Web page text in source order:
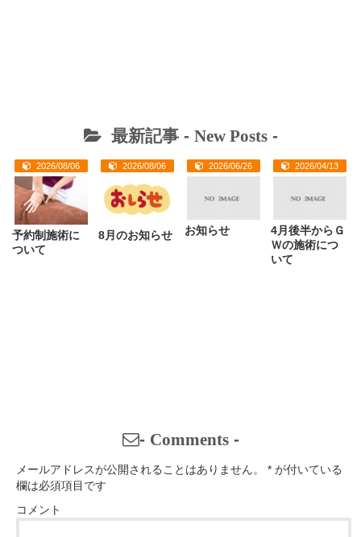
最新記事 - New Posts-
2026/08/06
予約制施術に
ついて
2026/08/06
8月のお知らせ
2026/06/26
お知らせ
2026/04/13
4月後半からＧ
Ｗの施術につ
いて
- Comments-
メールアドレスが公開されることはありません。 * が付いている
欄は必須項目です
コメント